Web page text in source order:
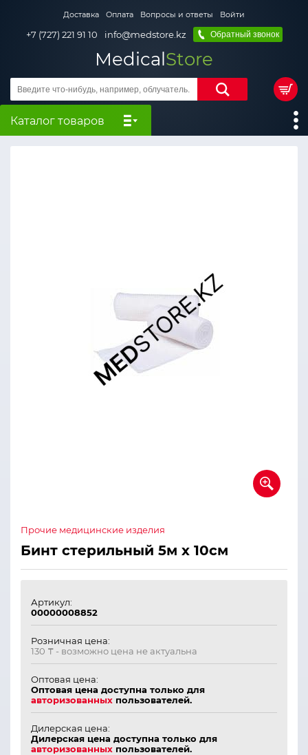
Доставка Оплата Вопросы и ответы Войти
+7 (727) 221 91 10 info@medstore.kz Обратный звонок
MedicalStore
Каталог товаров
Прочие медицинские изделия
Бинт стерильный 5м х 10см
Артикул:
00000008852
Розничная цена:
130 ₸ - возможно цена не актуальна
Оптовая цена:
Оптовая цена доступна только для
авторизованных пользователей.
Дилерская цена:
Дилерская цена доступна только для
авторизованных пользователей.